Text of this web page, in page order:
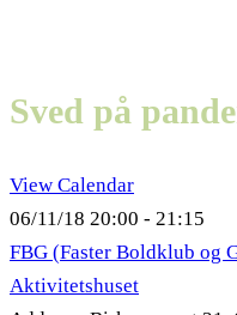
Sved på
View Calendar
06/11/18 20:00 - 21:15
FBG (Faster Boldklub og
Aktivitetshuset